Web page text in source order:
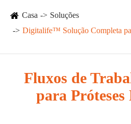
Casa
Soluções
Digitalife™ Solução Completa
Fluxos de
para Próteses